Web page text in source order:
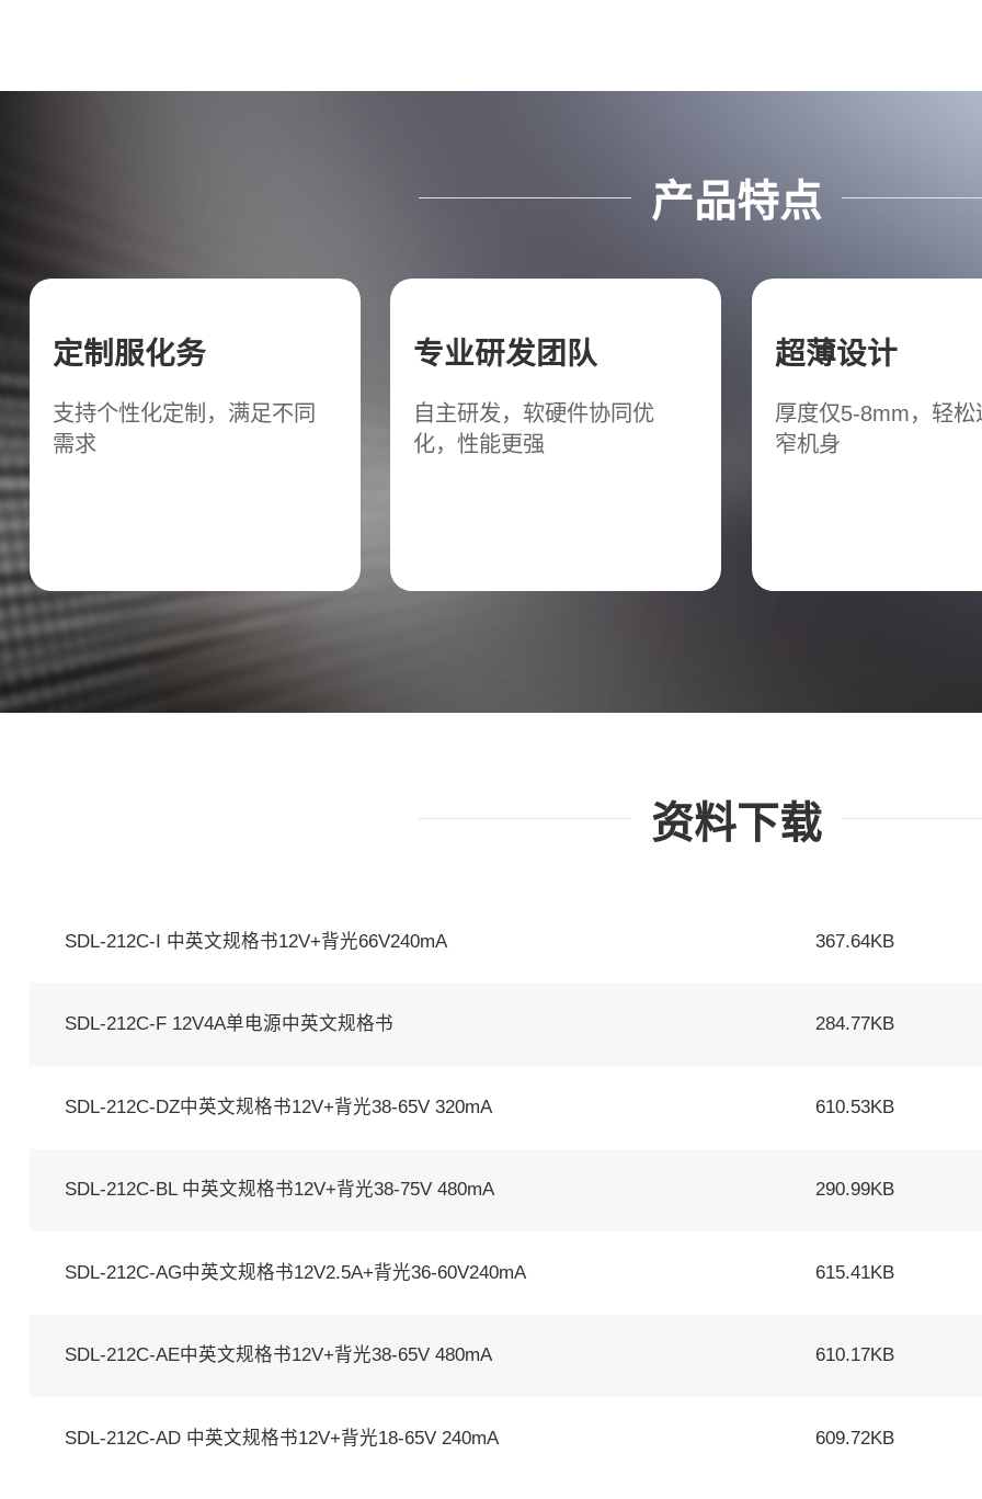
产品特点
定制服化务
支持个性化定制，满足不同
需求
专业研发团队
自主研发，软硬件协同优
化，性能更强
超薄设计
厚度仅5-8mm，轻松
窄机身
资料下载
SDL-212C-I 中英文规格书12V+背光66V240mA 367.64KB
SDL-212C-F 12V4A单电源中英文规格书 284.77KB
SDL-212C-DZ中英文规格书12V+背光38-65V 320mA 610.53KB
SDL-212C-BL 中英文规格书12V+背光38-75V 480mA 290.99KB
SDL-212C-AG中英文规格书12V2.5A+背光36-60V240mA 615.41KB
SDL-212C-AE中英文规格书12V+背光38-65V 480mA 610.17KB
SDL-212C-AD 中英文规格书12V+背光18-65V 240mA 609.72KB